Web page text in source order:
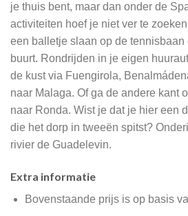
je thuis bent, maar dan onder de
activiteiten hoef je niet ver te
een balletje slaan op de
buurt. Rondrijden in je eigen
de kust via Fuengirola,
naar Malaga. Of ga de andere kant
naar Ronda. Wist je dat je hier een
die het dorp in tweeën spitst?
rivier de Guadelevin.
Extra informatie
Bovenstaande prijs is op basis